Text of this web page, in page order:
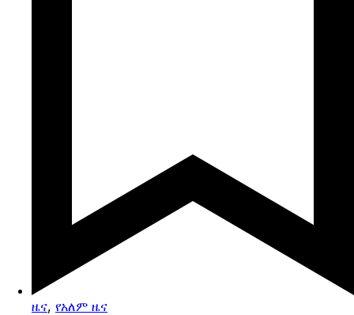
ዜና, የአለም ዜና